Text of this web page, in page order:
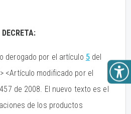
DECRETA:
derogado por el artículo 5 del
<Artículo modificado por el
de 2008. El nuevo texto es el
de los productos